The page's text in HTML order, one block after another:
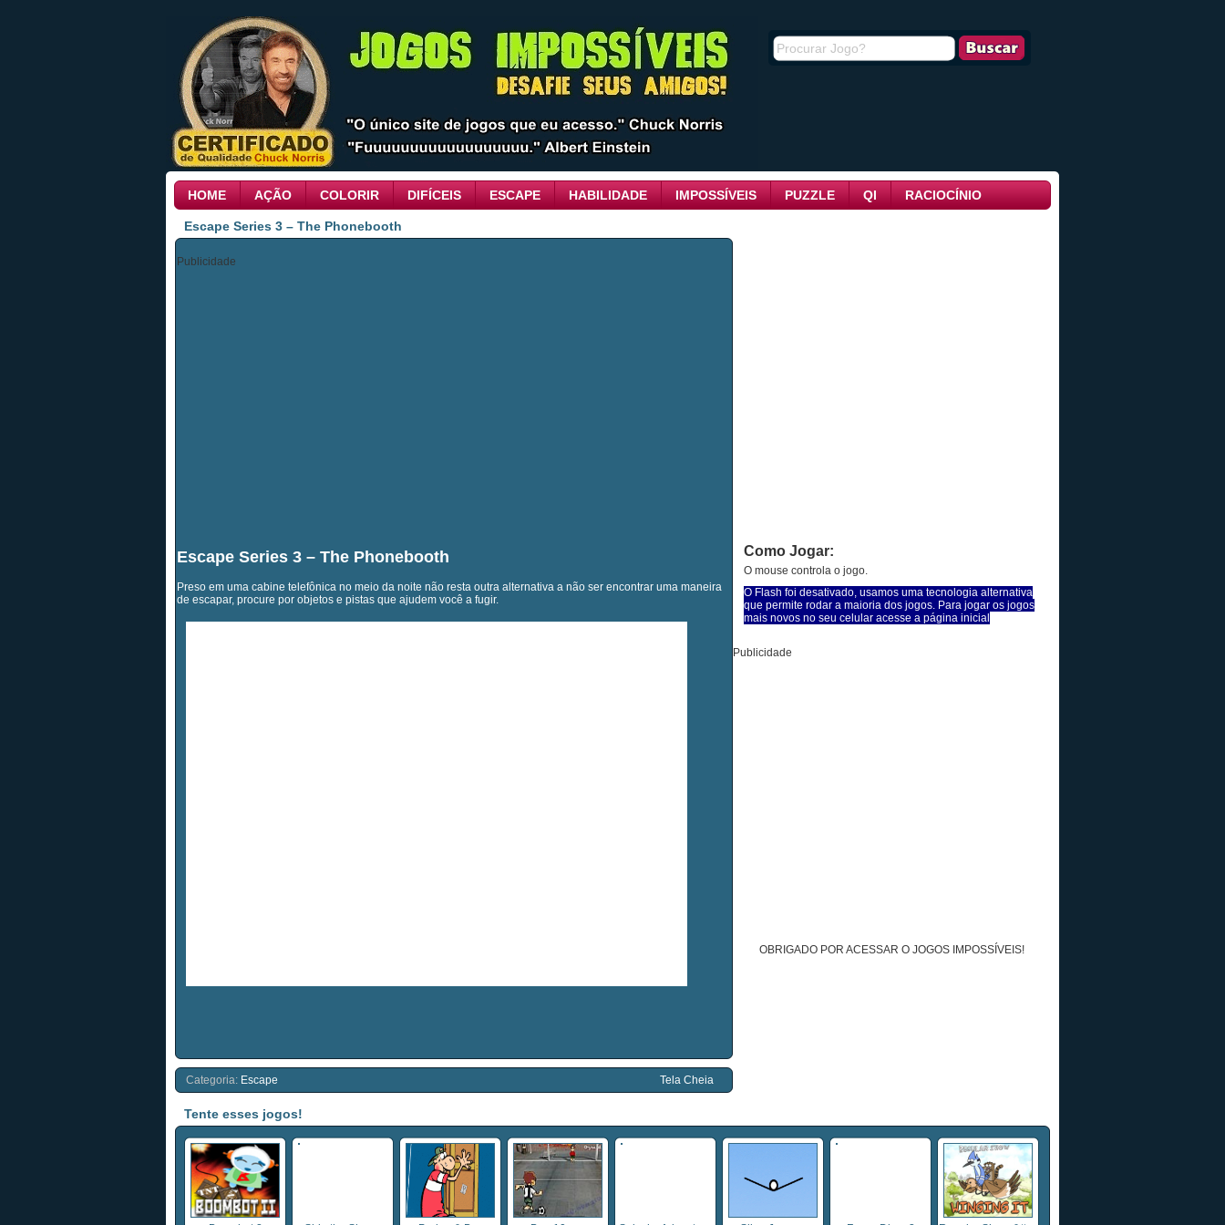
HOME AÇÃO COLORIR DIFÍCEIS ESCAPE HABILIDADE IMPOSSÍVEIS PUZZLE QI RACIOCÍNIO
Escape Series 3 – The Phonebooth
Publicidade
Escape Series 3 – The Phonebooth
Preso em uma cabine telefônica no meio da noite não resta outra alternativa a não ser encontrar uma maneira
de escapar, procure por objetos e pistas que ajudem você a fugir.
Categoria: Escape Tela Cheia
Como Jogar:
O mouse controla o jogo.
O Flash foi desativado, usamos uma tecnologia alternativa
que permite rodar a maioria dos jogos. Para jogar os jogos
mais novos no seu celular acesse a página inicial
Publicidade
OBRIGADO POR ACESSAR O JOGOS IMPOSSÍVEIS!
Tente esses jogos!